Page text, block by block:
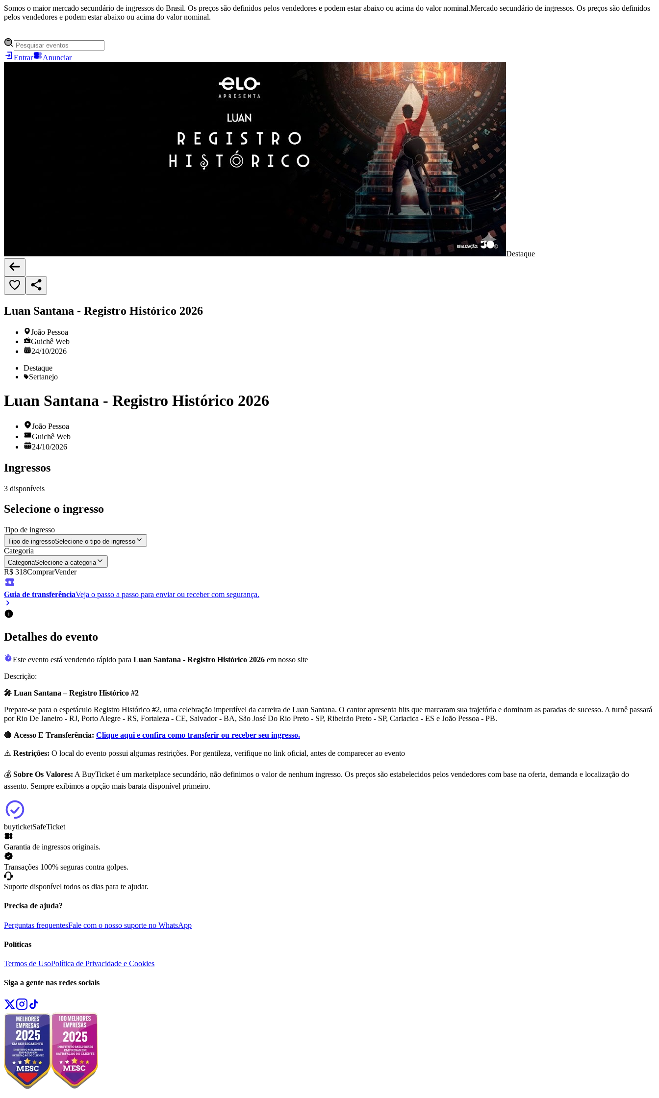
Somos o maior mercado secundário de ingressos do Brasil. Os preços são definidos pelos vendedores e podem estar abaixo ou acima do valor nominal.Mercado secundário de ingressos. Os preços são definidos
pelos vendedores e podem estar abaixo ou acima do valor nominal.
Entrar Anunciar
Destaque
Luan Santana - Registro Histórico 2026
João Pessoa
Guichê Web
24/10/2026
Destaque
Sertanejo
Luan Santana - Registro Histórico 2026
João Pessoa
Guichê Web
24/10/2026
Ingressos
3 disponíveis
Selecione o ingresso
Tipo de ingresso
Tipo de ingressoSelecione o tipo de ingresso
Categoria
CategoriaSelecione a categoria
R$ 318ComprarVender
Guia de transferênciaVeja o passo a passo para enviar ou receber com segurança.
Detalhes do evento
Este evento está vendendo rápido para Luan Santana - Registro Histórico 2026 em nosso site
Descrição:
🎤 Luan Santana – Registro Histórico #2
Prepare-se para o espetáculo Registro Histórico #2, uma celebração imperdível da carreira de Luan Santana. O cantor apresenta hits que marcaram sua trajetória e dominam as paradas de sucesso. A turnê passará
por Rio De Janeiro - RJ, Porto Alegre - RS, Fortaleza - CE, Salvador - BA, São José Do Rio Preto - SP, Ribeirão Preto - SP, Cariacica - ES e João Pessoa - PB.
🔴 Acesso E Transferência: Clique aqui e confira como transferir ou receber seu ingresso.
⚠️ Restrições: O local do evento possui algumas restrições. Por gentileza, verifique no link oficial, antes de comparecer ao evento
💰 Sobre Os Valores: A BuyTicket é um marketplace secundário, não definimos o valor de nenhum ingresso. Os preços são estabelecidos pelos vendedores com base na oferta, demanda e localização do
assento. Sempre exibimos a opção mais barata disponível primeiro.
buyticketSafeTicket
Garantia de ingressos originais.
Transações 100% seguras contra golpes.
Suporte disponível todos os dias para te ajudar.
Precisa de ajuda?
Perguntas frequentesFale com o nosso suporte no WhatsApp
Políticas
Termos de UsoPolítica de Privacidade e Cookies
Siga a gente nas redes sociais